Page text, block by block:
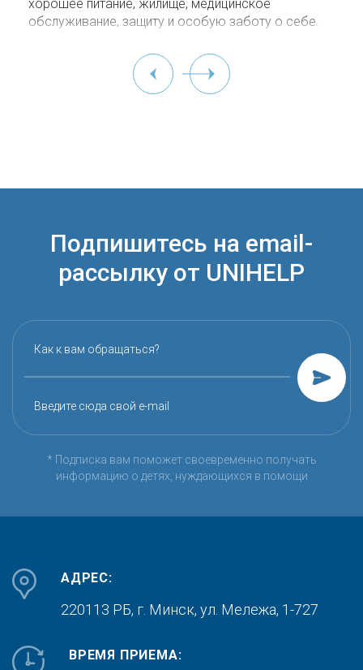
хорошее питание, жилище, медицинское
обслуживание, защиту и особую заботу о себе.
Подпишитесь на email-
рассылку от UNIHELP
Как к вам обращаться?
Введите сюда свой e-mail
* Подписка вам поможет своевременно получать
информацию о детях, нуждающихся в помощи
АДРЕС:
220113 РБ, г. Минск, ул. Мележа, 1-727
ВРЕМЯ ПРИЕМА: